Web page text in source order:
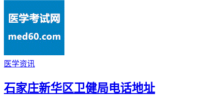
医学资讯
石家庄新华区卫健局电话地址